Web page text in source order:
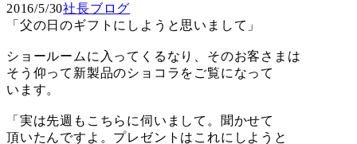
2016/5/30社長ブログ
「父の日のギフトにしようと思いまして」
ショールームに入ってくるなり、そのお客さまは
そう仰って新製品のショコラをご覧になって
います。
「実は先週もこちらに伺いまして。聞かせて
頂いたんですよ。プレゼントはこれにしようと